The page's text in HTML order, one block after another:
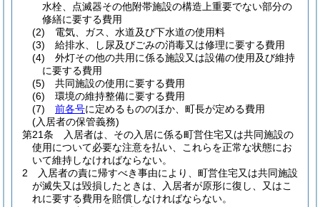
水栓、点滅器その他附帯施設の構造上重要でない部分の
修繕に要する費用
(2)
電気、ガス、水道及び下水道の使用料
(3)
給排水、し尿及びごみの消毒又は修理に要する費用
(4)
外灯その他の共用に係る施設又は設備の使用及び維持
に要する費用
(5)
共同施設の使用に要する費用
(6)
環境の維持整備に要する費用
(7)
前各号に定めるもののほか、町長が定める費用
(入居者の保管義務)
第21条
入居者は、その入居に係る町営住宅又は共同施設の
使用について必要な注意を払い、これらを正常な状態にお
いて維持しなければならない。
2
入居者の責に帰すべき事由により、町営住宅又は共同施設
が滅失又は毀損したときは、入居者が原形に復し、又はこ
れに要する費用を賠償しなければならない。